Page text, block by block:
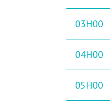
03H00
04H00
05H00